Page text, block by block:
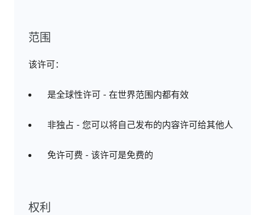
范围
该许可：
是全球性许可 - 在世界范围内都有效
非独占 - 您可以将自己发布的内容许可给其他人
免许可费 - 该许可是免费的
权利